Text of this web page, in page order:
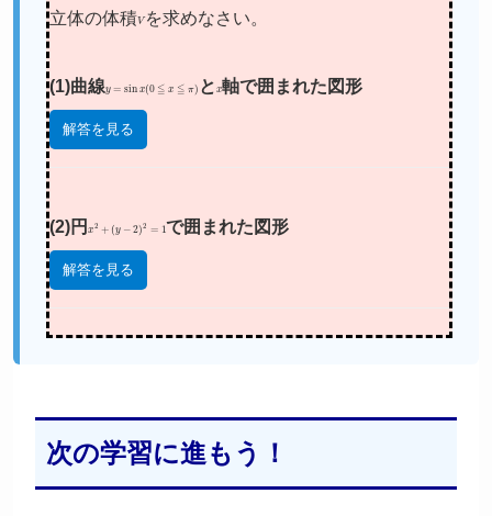
立体の体積Vを求めなさい。
(1)曲線 sin 0≦ x ) と x軸で囲まれた図形
解答を見る
(2)円 2 y )2= で囲まれた図形
解答を見る
次の学習に進もう！